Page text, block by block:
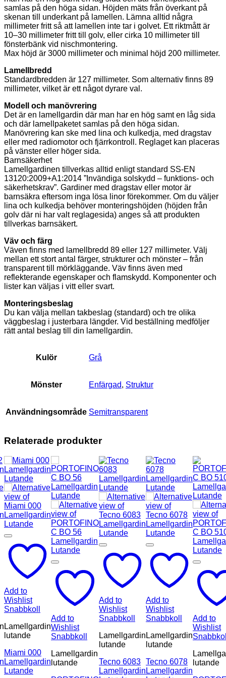
samlas på den höga sidan. Höjden mäts från överkant på
skenan till underkant på lamellen. Lämna alltid några
millimeter fritt så att lamellen inte tar i golvet. Ett riktmått är
10–30 millimeter fritt till golv, eller cirka 10 millimeter till
fönsterbänk vid nischmontering.
Max höjd är 3000 millimeter och minimal höjd 200 millimeter.
Lamellbredd
Standardbredden är 127 millimeter. Som alternativ finns 89
millimeter, vilket är ett något dyrare val.
Modell och manövrering
Det är en lamellgardin där man har en hög samt en låg sida
och där lamellpaketet samlas på den höga sidan.
Manövrering kan ske med lina och kulkedja, med dragstav
eller med radiomotor och fjärrkontroll. Reglaget kan placeras
på vänster eller höger sida.
Barnsäkerhet
Lamellgardinen tillverkas alltid enligt standard SS-EN
13120:2009+A1:2014 ”Invändiga solskydd – funktions- och
säkerhetskrav”. Gardiner med dragstav eller motor är
barnsäkra eftersom inga lösa linor förekommer. Om du väljer
lina och kulkedja behöver monteringshöjden (höjden från
golv där ni har valt reglagesida) anges så att produkten
tillverkas barnsäkert.
Väv och färg
Väven finns med lamellbredd 89 eller 127 millimeter. Välj
mellan ett stort antal färger, strukturer och mönster – från
transparent till mörkläggande. Väv finns även med
reflekterande egenskaper och flamskydd. Komponenter och
lister kan väljas i vitt eller svart.
Monteringsbeslag
Du kan välja mellan takbeslag (standard) och tre olika
väggbeslag i justerbara längder. Vid beställning medföljer
rätt antal beslag till din lamellgardin.
Kulör Grå
Mönster Enfärgad, Struktur
Användningsområde Semitransparent
Relaterade produkter
Add to
Wishlist
Snabbkoll
Lamellgardin
lutande
Miami 000
Lamellgardin
Lutande
Add to
Wishlist
Snabbkoll
Lamellgardin
lutande
Add to
Wishlist
Snabbkoll
Lamellgardin
lutande
Tecno 6083
Lamellgardin
Add to
Wishlist
Snabbkoll
Lamellgardin
lutande
Tecno 6078
Lamellgardin
Add to
Wishlist
lutande